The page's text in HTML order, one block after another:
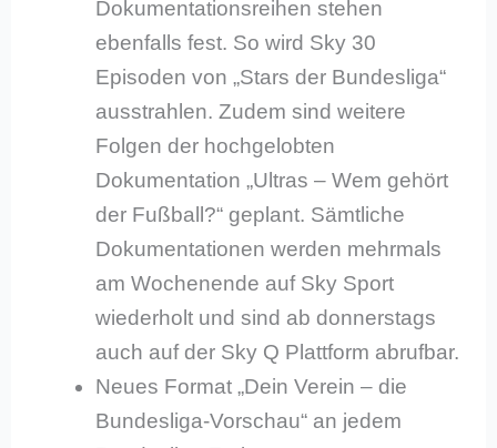
Dokumentationsreihen stehen
ebenfalls fest. So wird Sky 30
Episoden von „Stars der Bundesliga“
ausstrahlen. Zudem sind weitere
Folgen der hochgelobten
Dokumentation „Ultras – Wem gehört
der Fußball?“ geplant. Sämtliche
Dokumentationen werden mehrmals
am Wochenende auf Sky Sport
wiederholt und sind ab donnerstags
auch auf der Sky Q Plattform abrufbar.
Neues Format „Dein Verein – die
Bundesliga-Vorschau“ an jedem